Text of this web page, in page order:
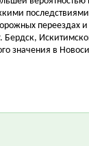
переездах и
Бердск,
значения в